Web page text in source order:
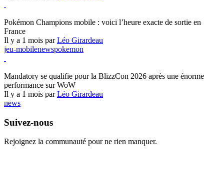
Pokémon Champions mobile : voici l’heure exacte de sortie en
France
Il y a 1 mois parLéo Girardeau
jeu-mobilenewspokemon
Mandatory se qualifie pour la BlizzCon 2026 après une énorme
performance sur WoW
Il y a 1 mois parLéo Girardeau
news
Suivez-nous
Rejoignez la communauté pour ne rien manquer.